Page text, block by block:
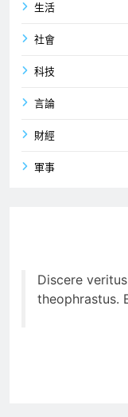
生活
社會
科技
言論
財經
軍事
Discere
theophrastus.